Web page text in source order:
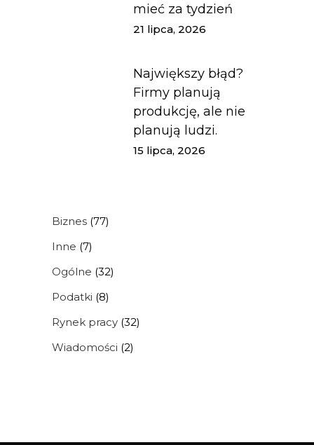
mieć za tydzień
21 lipca, 2026
Największy błąd?
Firmy planują
produkcję, ale nie
planują ludzi.
15 lipca, 2026
Biznes (77)
Inne (7)
Ogólne (32)
Podatki (8)
Rynek pracy (32)
Wiadomości (2)